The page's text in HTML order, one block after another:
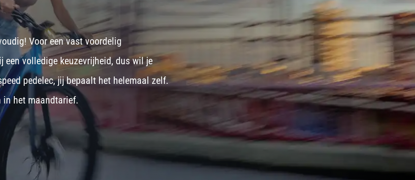
Voor een vast voordelig
volledige keuzevrijheid, dus wil je
pedelec, jij bepaalt het helemaal zelf.
in het maandtarief.